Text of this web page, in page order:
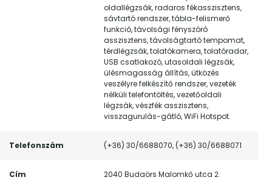
oldallégzsák, radaros fékasszisztens,
sávtartó rendszer, tábla-felismerő
funkció, távolsági fényszóró
asszisztens, távolságtartó tempomat,
térdlégzsák, tolatókamera, tolatóradar,
USB csatlakozó, utasoldali légzsák,
ülésmagasság állítás, ütközés
veszélyre felkészítő rendszer, vezeték
nélküli telefontöltés, vezetőoldali
légzsák, vészfék asszisztens,
visszagurulás-gátló, WiFi Hotspot.
Telefonszám (+36) 30/6688070, (+36) 30/6688071
Cím 2040 Budaörs Malomkő utca 2.